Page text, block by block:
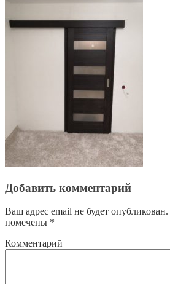
Добавить комментарий
Ваш адрес email не будет опубликован.
помечены *
Комментарий